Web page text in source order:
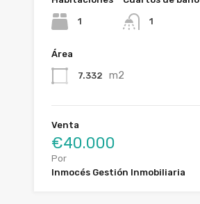
1 1
Área
7.332 m2
Venta
€40.000
Por
Inmocés Gestión Inmobiliaria